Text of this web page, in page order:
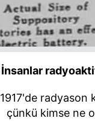
6698 sayılı
mevzuata uygun
İnsanlar
1917'de radyason
çünkü kimse ne